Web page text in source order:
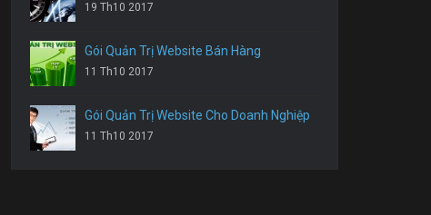
19 Th10 2017
Gói Quản Trị Website Bán Hàng
11 Th10 2017
Gói Quản Trị Website Cho Doanh Nghiệp
11 Th10 2017